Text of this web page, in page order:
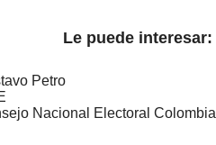
Le puede interesar:
Petro
Nacional Electoral Colombia